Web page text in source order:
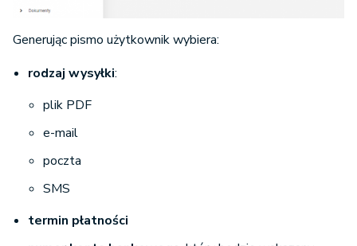
Generując pismo użytkownik wybiera:
rodzaj wysyłki:
plik PDF
e-mail
poczta
SMS
termin płatności